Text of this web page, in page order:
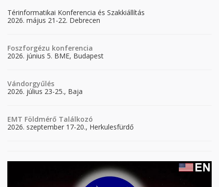
Térinformatikai Konferencia és Szakkiállítás
2026. május 21-22. Debrecen
Foszforgézu konferencia
2026. június 5. BME, Budapest
Vándorgyűlés
2026. július 23-25., Baja
EMT Földmérő Találkozó
2026. szeptember 17-20., Herkulesfürdő